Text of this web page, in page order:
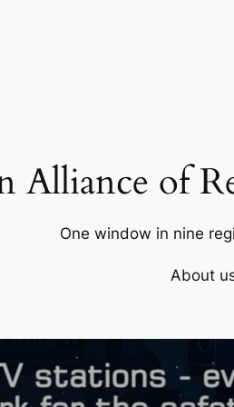
Alliance of
One window in nine
About